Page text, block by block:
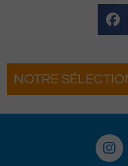
NOTRE
Béret : Un
pour les
I
n